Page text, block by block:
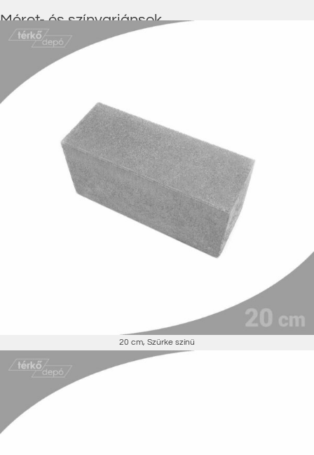
Méret- és színvariánsok
20 cm, Szürke színű